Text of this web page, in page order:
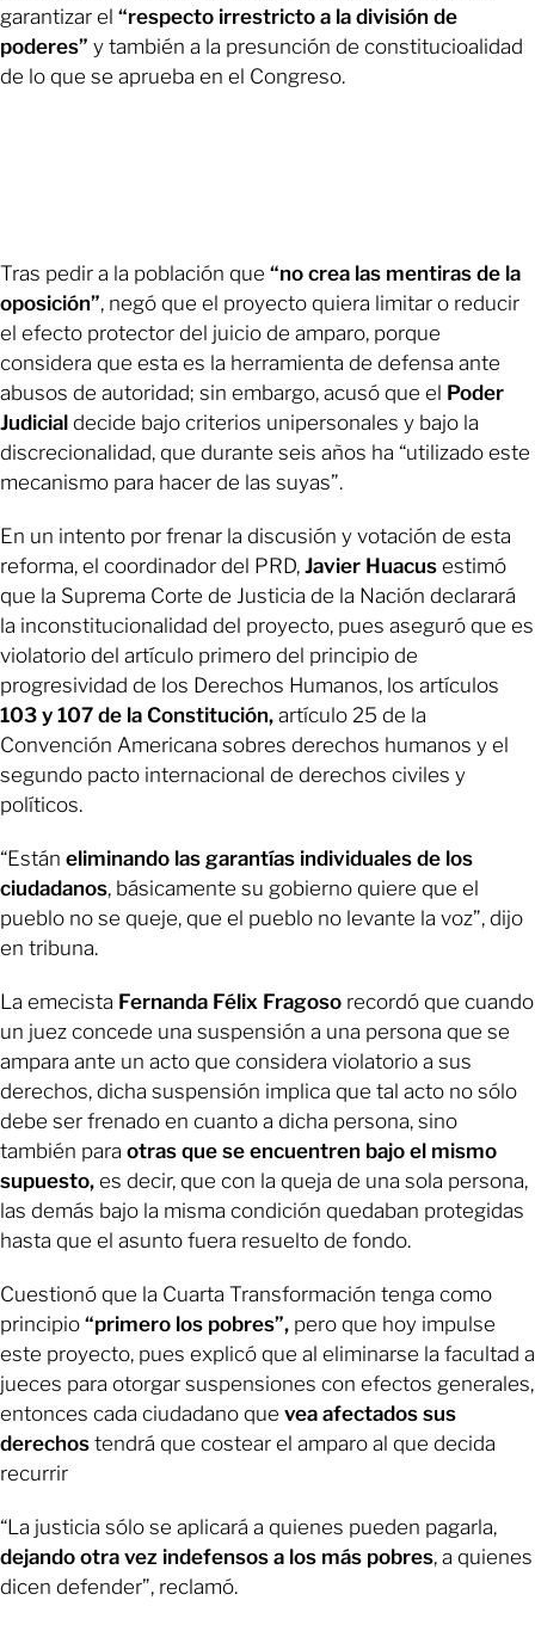
garantizar el “respecto irrestricto a la división de
poderes” y también a la presunción de constitucioalidad
de lo que se aprueba en el Congreso.
Tras pedir a la población que “no crea las mentiras de la
oposición”, negó que el proyecto quiera limitar o reducir
el efecto protector del juicio de amparo, porque
considera que esta es la herramienta de defensa ante
abusos de autoridad; sin embargo, acusó que el Poder
Judicial decide bajo criterios unipersonales y bajo la
discrecionalidad, que durante seis años ha “utilizado este
mecanismo para hacer de las suyas”.
En un intento por frenar la discusión y votación de esta
reforma, el coordinador del PRD, Javier Huacus estimó
que la Suprema Corte de Justicia de la Nación declarará
la inconstitucionalidad del proyecto, pues aseguró que es
violatorio del artículo primero del principio de
progresividad de los Derechos Humanos, los artículos
103 y 107 de la Constitución, artículo 25 de la
Convención Americana sobres derechos humanos y el
segundo pacto internacional de derechos civiles y
políticos.
“Están eliminando las garantías individuales de los
ciudadanos, básicamente su gobierno quiere que el
pueblo no se queje, que el pueblo no levante la voz”, dijo
en tribuna.
La emecista Fernanda Félix Fragoso recordó que cuando
un juez concede una suspensión a una persona que se
ampara ante un acto que considera violatorio a sus
derechos, dicha suspensión implica que tal acto no sólo
debe ser frenado en cuanto a dicha persona, sino
también para otras que se encuentren bajo el mismo
supuesto, es decir, que con la queja de una sola persona,
las demás bajo la misma condición quedaban protegidas
hasta que el asunto fuera resuelto de fondo.
Cuestionó que la Cuarta Transformación tenga como
principio “primero los pobres”, pero que hoy impulse
este proyecto, pues explicó que al eliminarse la facultad a
jueces para otorgar suspensiones con efectos generales,
entonces cada ciudadano que vea afectados sus
derechos tendrá que costear el amparo al que decida
recurrir
“La justicia sólo se aplicará a quienes pueden pagarla,
dejando otra vez indefensos a los más pobres, a quienes
dicen defender”, reclamó.